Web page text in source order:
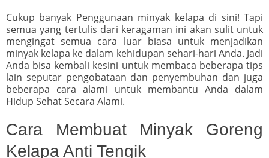
Cukup banyak Penggunaan minyak kelapa di sini! Tapi
semua yang tertulis dari keragaman ini akan sulit untuk
mengingat semua cara luar biasa untuk menjadikan
minyak kelapa ke dalam kehidupan sehari-hari Anda. Jadi
Anda bisa kembali kesini untuk membaca beberapa tips
lain seputar pengobataan dan penyembuhan dan juga
beberapa cara alami untuk membantu Anda dalam
Hidup Sehat Secara Alami.
Cara Membuat Minyak Goreng
Kelapa Anti Tengik